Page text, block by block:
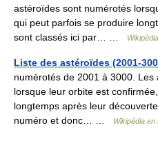
astéroïdes sont numérotés
qui peut parfois se produire
sont classés ici par… …
Liste des astéroïdes (2001-
numérotés de 2001 à 3000.
lorsque leur orbite est
longtemps après leur
numéro et donc… …
Wikipédia